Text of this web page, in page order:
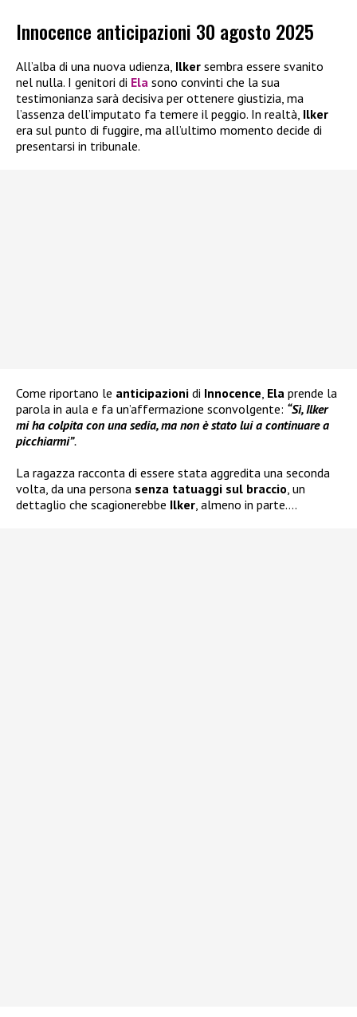
Innocence anticipazioni 30 agosto 2025
All’alba di una nuova udienza, Ilker sembra essere svanito
nel nulla. I genitori di Ela sono convinti che la sua
testimonianza sarà decisiva per ottenere giustizia, ma
l’assenza dell’imputato fa temere il peggio. In realtà, Ilker
era sul punto di fuggire, ma all’ultimo momento decide di
presentarsi in tribunale.
Come riportano le anticipazioni di Innocence, Ela prende la
parola in aula e fa un’affermazione sconvolgente: “Sì, Ilker
mi ha colpita con una sedia, ma non è stato lui a continuare a
picchiarmi”.
La ragazza racconta di essere stata aggredita una seconda
volta, da una persona senza tatuaggi sul braccio, un
dettaglio che scagionerebbe Ilker, almeno in parte….